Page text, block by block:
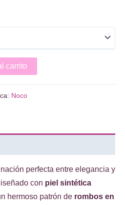
carrito
Noco
perfecta entre elegancia y
con piel sintética
hermoso patrón de rombos en